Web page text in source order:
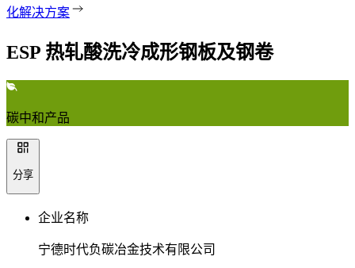
化解决方案
ESP 热轧酸洗冷成形钢板及钢卷
碳中和产品
分享
企业名称
宁德时代负碳冶金技术有限公司